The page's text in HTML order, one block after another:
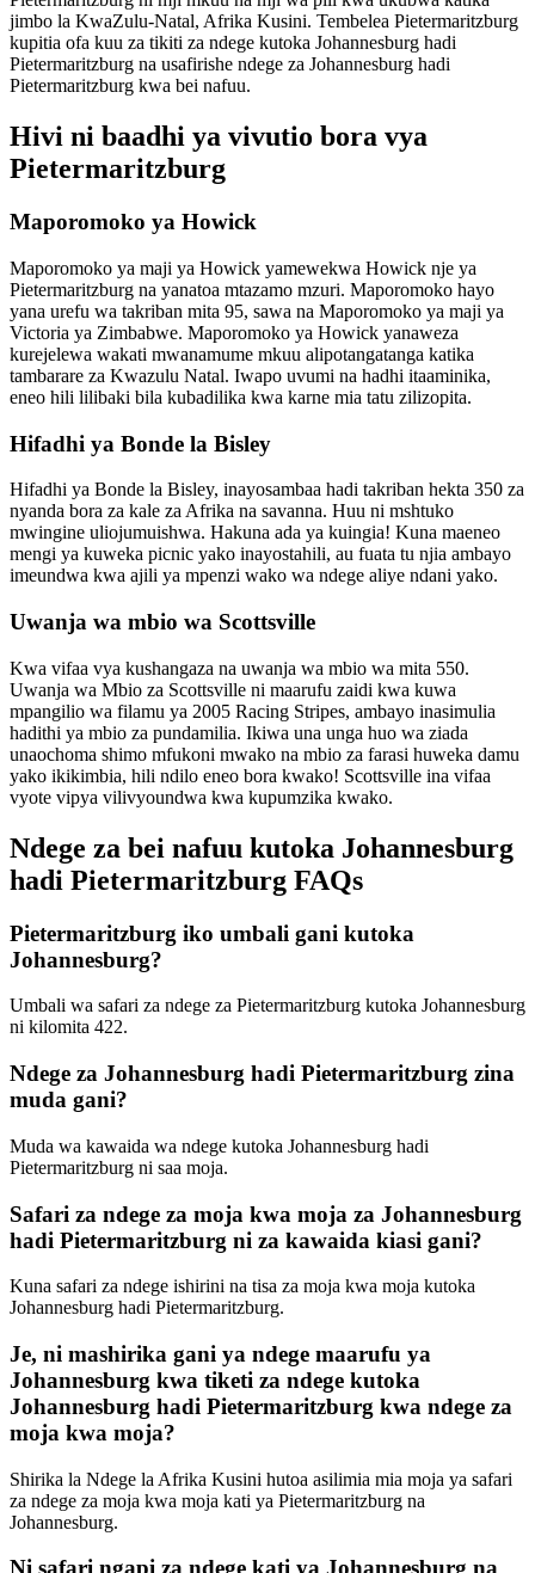
jimbo la KwaZulu-Natal, Afrika Kusini. Tembelea Pietermaritzburg
kupitia ofa kuu za tikiti za ndege kutoka Johannesburg hadi
Pietermaritzburg na usafirishe ndege za Johannesburg hadi
Pietermaritzburg kwa bei nafuu.
Hivi ni baadhi ya vivutio bora vya
Pietermaritzburg
Maporomoko ya Howick
Maporomoko ya maji ya Howick yamewekwa Howick nje ya
Pietermaritzburg na yanatoa mtazamo mzuri. Maporomoko hayo
yana urefu wa takriban mita 95, sawa na Maporomoko ya maji ya
Victoria ya Zimbabwe. Maporomoko ya Howick yanaweza
kurejelewa wakati mwanamume mkuu alipotangatanga katika
tambarare za Kwazulu Natal. Iwapo uvumi na hadhi itaaminika,
eneo hili lilibaki bila kubadilika kwa karne mia tatu zilizopita.
Hifadhi ya Bonde la Bisley
Hifadhi ya Bonde la Bisley, inayosambaa hadi takriban hekta 350 za
nyanda bora za kale za Afrika na savanna. Huu ni mshtuko
mwingine uliojumuishwa. Hakuna ada ya kuingia! Kuna maeneo
mengi ya kuweka picnic yako inayostahili, au fuata tu njia ambayo
imeundwa kwa ajili ya mpenzi wako wa ndege aliye ndani yako.
Uwanja wa mbio wa Scottsville
Kwa vifaa vya kushangaza na uwanja wa mbio wa mita 550.
Uwanja wa Mbio za Scottsville ni maarufu zaidi kwa kuwa
mpangilio wa filamu ya 2005 Racing Stripes, ambayo inasimulia
hadithi ya mbio za pundamilia. Ikiwa una unga huo wa ziada
unaochoma shimo mfukoni mwako na mbio za farasi huweka damu
yako ikikimbia, hili ndilo eneo bora kwako! Scottsville ina vifaa
vyote vipya vilivyoundwa kwa kupumzika kwako.
Ndege za bei nafuu kutoka Johannesburg
hadi Pietermaritzburg FAQs
Pietermaritzburg iko umbali gani kutoka
Johannesburg?
Umbali wa safari za ndege za Pietermaritzburg kutoka Johannesburg
ni kilomita 422.
Ndege za Johannesburg hadi Pietermaritzburg zina
muda gani?
Muda wa kawaida wa ndege kutoka Johannesburg hadi
Pietermaritzburg ni saa moja.
Safari za ndege za moja kwa moja za Johannesburg
hadi Pietermaritzburg ni za kawaida kiasi gani?
Kuna safari za ndege ishirini na tisa za moja kwa moja kutoka
Johannesburg hadi Pietermaritzburg.
Je, ni mashirika gani ya ndege maarufu ya
Johannesburg kwa tiketi za ndege kutoka
Johannesburg hadi Pietermaritzburg kwa ndege za
moja kwa moja?
Shirika la Ndege la Afrika Kusini hutoa asilimia mia moja ya safari
za ndege za moja kwa moja kati ya Pietermaritzburg na
Johannesburg.